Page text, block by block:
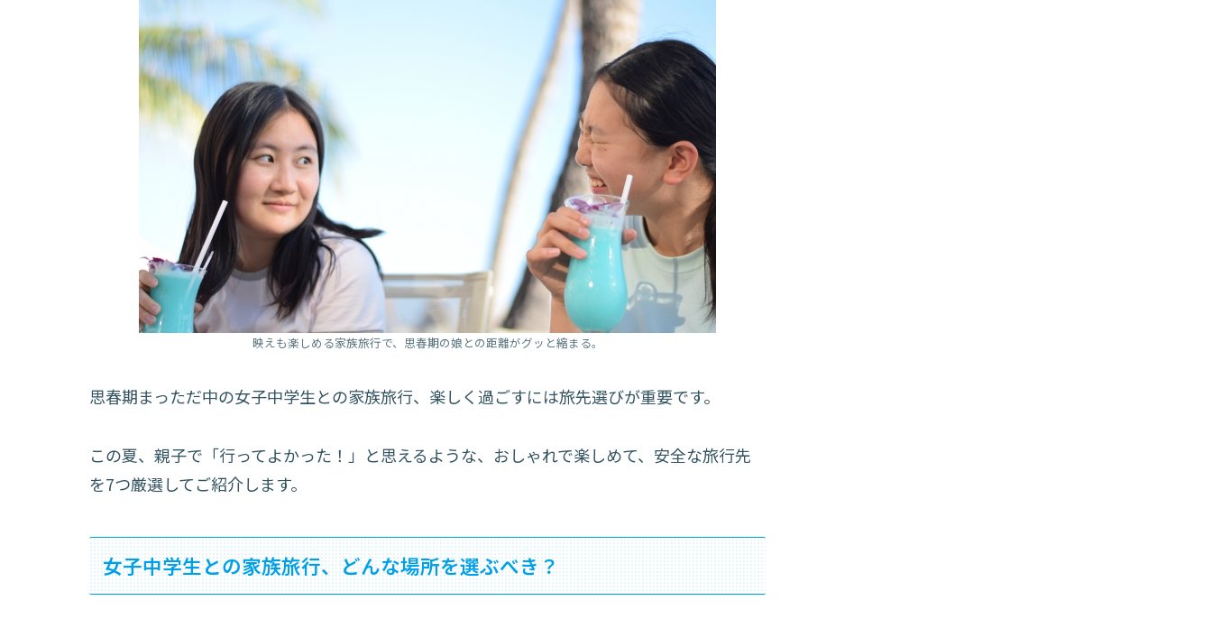
映えも楽しめる家族旅行で、思春期の娘との距離がグッと縮まる。
思春期まっただ中の女子中学生との家族旅行、楽しく過ごすには旅先選びが重要です。
この夏、親子で「行ってよかった！」と思えるような、おしゃれで楽しめて、安全な旅行先
を7つ厳選してご紹介します。
女子中学生との家族旅行、どんな場所を選ぶべき？